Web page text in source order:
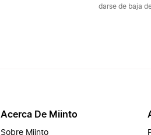
darse de baja
Acerca De Miinto
Sobre Miinto